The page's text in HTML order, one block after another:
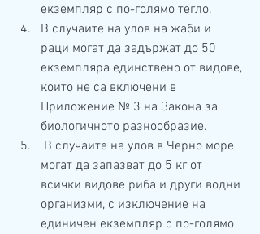
екземпляр с по-голямо тегло.
В случаите на улов на жаби и
раци могат да задържат до 50
екземпляра единствено от видове,
които не са включени в
Приложение № 3 на Закона за
биологичното разнообразие.
могат да запазват до 5 кг от
всички видове риба и други водни
организми, с изключение на
единичен екземпляр с по-голямо